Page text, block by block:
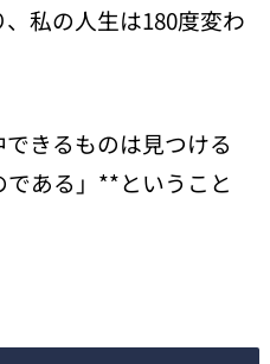
私の人生は180度変わ
きるものは見つける
ある」**ということ